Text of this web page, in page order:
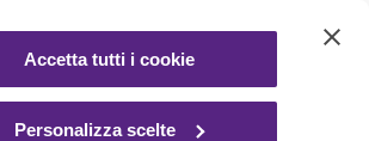
Accetta tutti i cookie
Personalizza scelte